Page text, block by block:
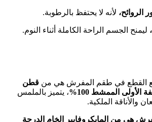
الروائح، لأنه لا يحتفظ بالرطوبة.
ليمنح الجسم الراحة الكاملة أثناء النوم.
القطع في طقم المفرش هي من قطن
الممشط 100%
، يتميز بالملمس
والأناقة الملكية.
هي من المايكروفايبر الخام الدرجة